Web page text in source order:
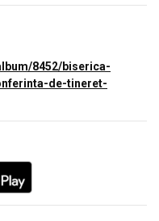
8452/biserica-
de-tineret-